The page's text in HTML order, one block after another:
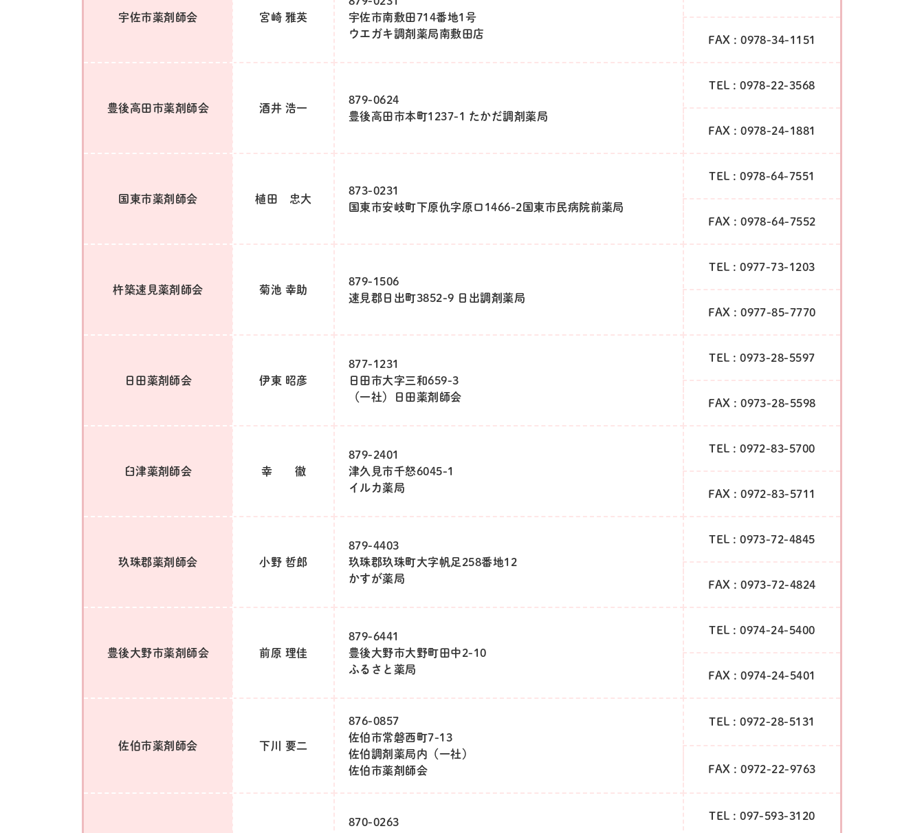
宇佐市薬剤師会 宮崎 雅英
宇佐市南敷田714番地1号
ウエガキ調剤薬局南敷田店
FAX : 0978-34-1151
豊後高田市薬剤師会 酒井 浩一
879-0624
豊後高田市本町1237-1 たかだ調剤薬局
TEL : 0978-22-3568
FAX : 0978-24-1881
国東市薬剤師会 植田 忠大
873-0231
国東市安岐町下原仇字原口1466-2国東市民病院前薬局
TEL : 0978-64-7551
FAX : 0978-64-7552
杵築速見薬剤師会 菊池 幸助
879-1506
速見郡日出町3852-9 日出調剤薬局
TEL : 0977-73-1203
FAX : 0977-85-7770
日田薬剤師会 伊東 昭彦
877-1231
日田市大字三和659-3
（一社）日田薬剤師会
TEL : 0973-28-5597
FAX : 0973-28-5598
臼津薬剤師会 幸 徹
879-2401
津久見市千怒6045-1
イルカ薬局
TEL : 0972-83-5700
FAX : 0972-83-5711
玖珠郡薬剤師会 小野 哲郎
879-4403
玖珠郡玖珠町大字帆足258番地12
かすが薬局
TEL : 0973-72-4845
FAX : 0973-72-4824
豊後大野市薬剤師会 前原 理佳
879-6441
豊後大野市大野町田中2-10
ふるさと薬局
TEL : 0974-24-5400
FAX : 0974-24-5401
佐伯市薬剤師会 下川 要二
876-0857
佐伯市常磐西町7-13
佐伯調剤薬局内（一社）
佐伯市薬剤師会
TEL : 0972-28-5131
FAX : 0972-22-9763
870-0263
TEL : 097-593-3120